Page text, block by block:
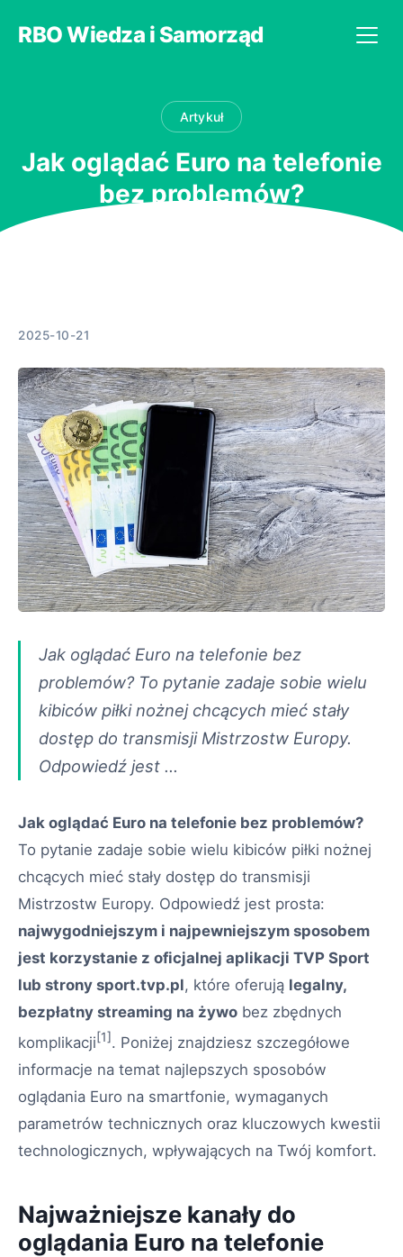
RBO Wiedza i Samorząd
Artykuł
Jak oglądać Euro na telefonie
bez problemów?
2025-10-21
Jak oglądać Euro na telefonie bez
problemów? To pytanie zadaje sobie wielu
kibiców piłki nożnej chcących mieć stały
dostęp do transmisji Mistrzostw Europy.
Odpowiedź jest …
Jak oglądać Euro na telefonie bez problemów?
To pytanie zadaje sobie wielu kibiców piłki nożnej
chcących mieć stały dostęp do transmisji
Mistrzostw Europy. Odpowiedź jest prosta:
najwygodniejszym i najpewniejszym sposobem
jest korzystanie z oficjalnej aplikacji TVP Sport
lub strony sport.tvp.pl, które oferują legalny,
bezpłatny streaming na żywo bez zbędnych
komplikacji[1]. Poniżej znajdziesz szczegółowe
informacje na temat najlepszych sposobów
oglądania Euro na smartfonie, wymaganych
parametrów technicznych oraz kluczowych kwestii
technologicznych, wpływających na Twój komfort.
Najważniejsze kanały do
oglądania Euro na telefonie